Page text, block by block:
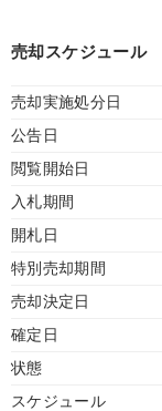
売却スケジュール
売却実施処分日
公告日
閲覧開始日
入札期間
開札日
特別売却期間
売却決定日
確定日
状態
スケジュール